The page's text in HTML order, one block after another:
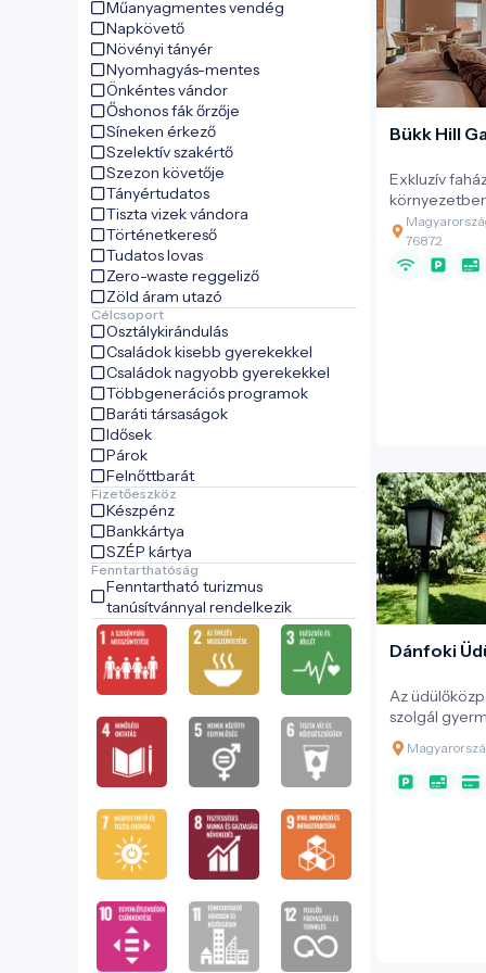
Műanyagmentes vendég
Napkövető
Növényi tányér
Nyomhagyás-mentes
Önkéntes vándor
Őshonos fák őrzője
Síneken érkező
Szelektív szakértő
Szezon követője
Tányértudatos
Tiszta vizek vándora
Történetkereső
Tudatos lovas
Zero-waste reggeliző
Zöld áram utazó
Célcsoport
Osztálykirándulás
Családok kisebb gyerekekkel
Családok nagyobb gyerekekkel
Többgenerációs programok
Baráti társaságok
Idősek
Párok
Felnőttbarát
Fizetőeszköz
Készpénz
Bankkártya
SZÉP kártya
Fenntarthatóság
Fenntartható turizmus
tanúsítvánnyal rendelkezik
Bükk Hill
Exkluzív
Bükk
várnak a
gerendaházai. A vendégek
76872
Dánfoki
Az
szolgál
valamint